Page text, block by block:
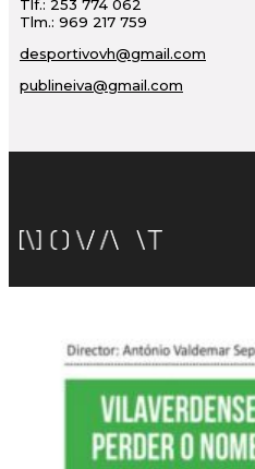
Tlf.: 253 774 062
Tlm.: 969 217 759
desportivovh@gmail.com
publineiva@gmail.com